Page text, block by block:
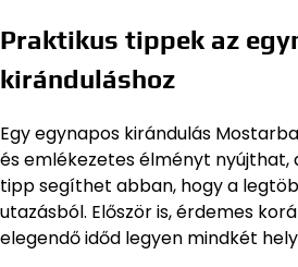
Praktikus tippek az
kiránduláshoz
Egy egynapos kirándulás
és emlékezetes élményt nyújthat,
tipp segíthet abban, hogy a
utazásból. Először is, érdemes
elegendő időd legyen mindkét